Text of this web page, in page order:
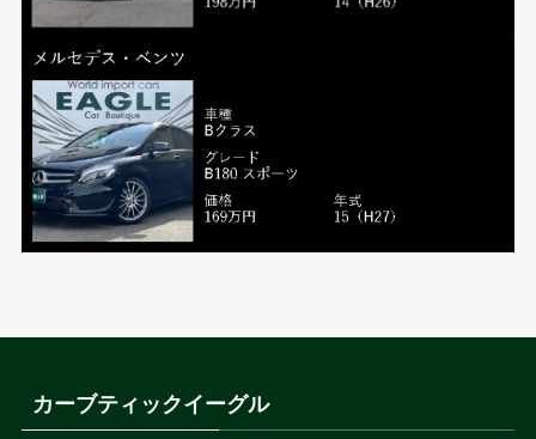
カーブティックイーグル